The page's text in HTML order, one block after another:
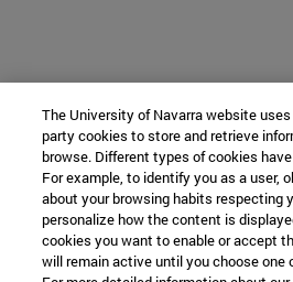
The University of Navarra website
party cookies to store and retrieve
browse. Different types of cookies
For example, to identify you as a user,
about your browsing habits respecting
personalize how the content is
cookies you want to enable or accept
will remain active until you choose one